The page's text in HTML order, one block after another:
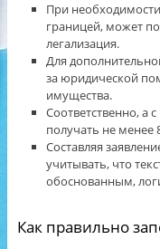
При
границей, может
легализация.
Для
за юридической
имущества.
Соответственно, а
получать не менее
Составляя
учитывать, что
обоснованным,
Как правильно